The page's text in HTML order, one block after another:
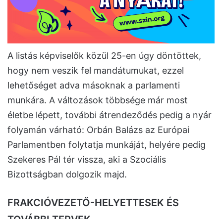
A listás képviselők közül 25-en úgy döntöttek,
hogy nem veszik fel mandátumukat, ezzel
lehetőséget adva másoknak a parlamenti
munkára. A változások többsége már most
életbe lépett, további átrendeződés pedig a nyár
folyamán várható: Orbán Balázs az Európai
Parlamentben folytatja munkáját, helyére pedig
Szekeres Pál tér vissza, aki a Szociális
Bizottságban dolgozik majd.
FRAKCIÓVEZETŐ-HELYETTESEK ÉS